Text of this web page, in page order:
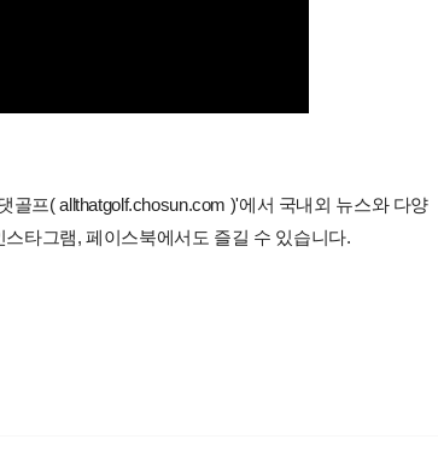
프( allthatgolf.chosun.com )'에서 국내외 뉴스와 다양
타그램, 페이스북에서도 즐길 수 있습니다.